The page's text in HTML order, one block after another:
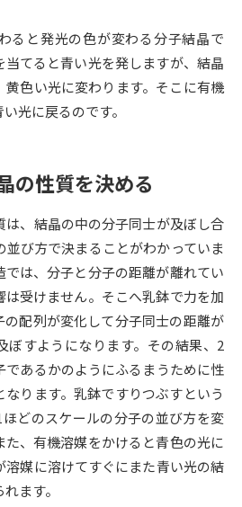
を調べる
国際・グローバルに強い大学特
進路の３択
新学年スタート号特集ページ
（高2生用）
を調べる
実施プログラムから探す
夢ナビライブ
ると発光の色が変わる分子結晶で
当てると青い光を発しますが、結晶
黄色い光に変わります。そこに有機
光に戻るのです。
の性質を決める
は、結晶の中の分子同士が及ぼし合
並び方で決まることがわかっていま
では、分子と分子の距離が離れてい
は受けません。そこへ乳鉢で力を加
の配列が変化して分子同士の距離が
ぼすようになります。その結果、2
あるかのようにふるまうために性
ります。乳鉢ですりつぶすという
どのスケールの分子の並び方を変
、有機溶媒をかけると青色の光に
溶媒に溶けてすぐにまた青い光の結
ます。